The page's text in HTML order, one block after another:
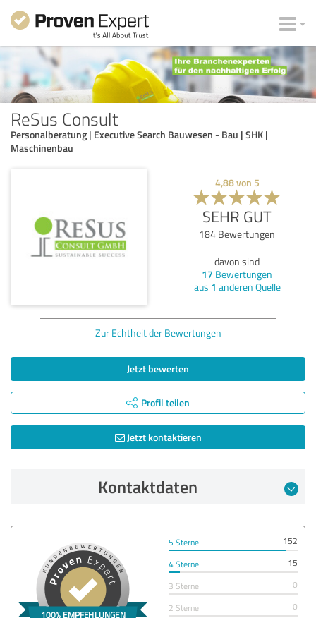
ReSus Consult
Personalberatung | Executive Search Bauwesen - Bau | SHK |
Maschinenbau
4,88von 5
SEHR GUT
184 Bewertungen
davon sind
17 Bewertungen
aus 1 anderen Quelle
Zur Echtheit der Bewertungen
Jetzt bewerten
Profil teilen
Jetzt kontaktieren
Kontaktdaten
5 Sterne
152
4 Sterne
15
3 Sterne
0
2 Sterne
0